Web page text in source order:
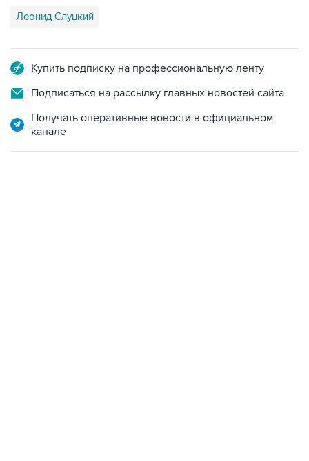
Леонид Слуцкий
Купить подписку на профессиональную ленту
Подписаться на рассылку главных новостей сайта
Получать оперативные новости в официальном
канале